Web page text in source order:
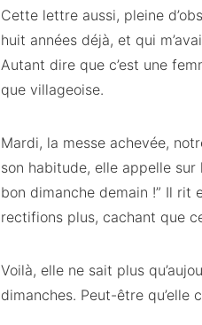
Cette lettre aussi, pleine
huit années déjà, et qui
Autant dire que c’est une
que villageoise.
Mardi, la messe achevée,
son habitude, elle appelle
bon dimanche demain !” Il rit
rectifions plus, cachant que
Voilà, elle ne sait plus
dimanches. Peut-être